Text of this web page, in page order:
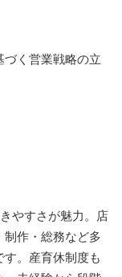
づく営業戦略の立
やすさが魅力。店
作・総務など多
。産育休制度も